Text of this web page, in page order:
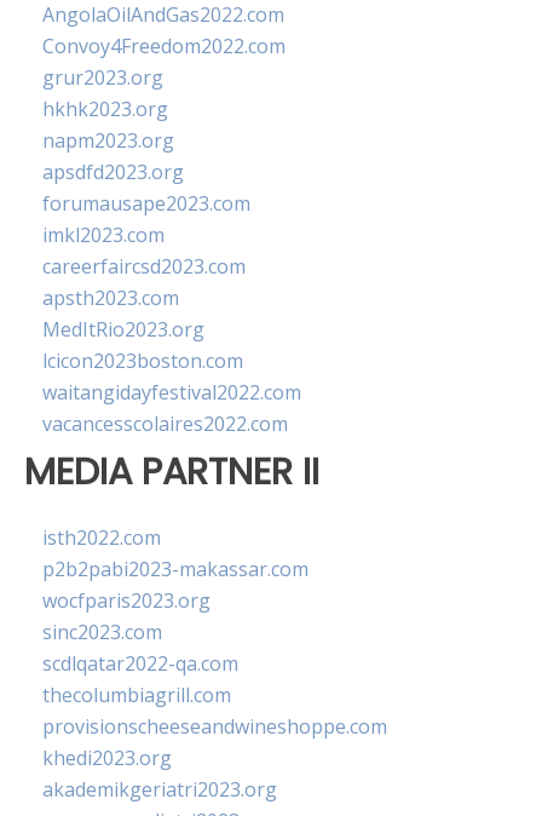
AngolaOilAndGas2022.com
Convoy4Freedom2022.com
grur2023.org
hkhk2023.org
napm2023.org
apsdfd2023.org
forumausape2023.com
imkl2023.com
careerfaircsd2023.com
apsth2023.com
MedItRio2023.org
lcicon2023boston.com
waitangidayfestival2022.com
vacancesscolaires2022.com
MEDIA PARTNER II
isth2022.com
p2b2pabi2023-makassar.com
wocfparis2023.org
sinc2023.com
scdlqatar2022-qa.com
thecolumbiagrill.com
provisionscheeseandwineshoppe.com
khedi2023.org
akademikgeriatri2023.org